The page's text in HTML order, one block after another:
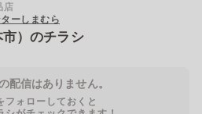
店
ーしまむら
）のチラシ
配信はありません。
フォローしておくと